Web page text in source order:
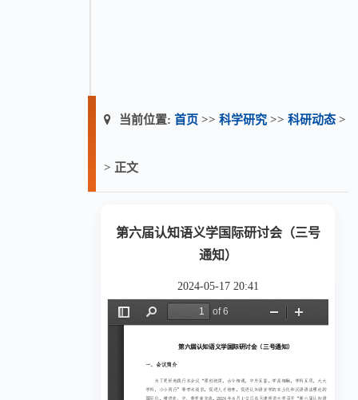
当前位置: 首页 >> 科学研究>> 科研动态>
> 正文
第六届认知语义学国际研讨会（三号
通知）
2024-05-17 20:41